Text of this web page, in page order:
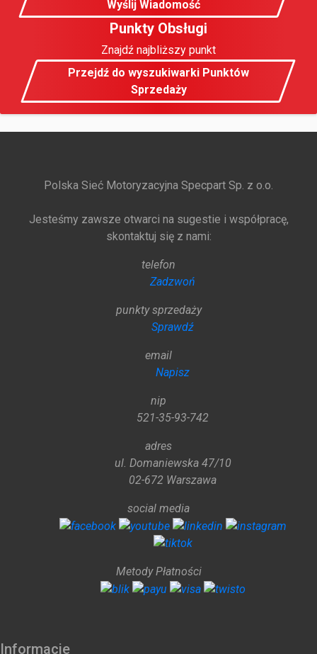
Wyślij Wiadomość
Punkty Obsługi
Znajdź najbliższy punkt
Przejdź do wyszukiwarki Punktów
Sprzedaży
Polska Sieć Motoryzacyjna Specpart Sp. z o.o.
Jesteśmy zawsze otwarci na sugestie i współpracę,
skontaktuj się z nami:
telefon
Zadzwoń
punkty sprzedaży
Sprawdź
email
Napisz
nip
521-35-93-742
adres
ul. Domaniewska 47/10
02-672 Warszawa
social media
Metody Płatności
Informacje